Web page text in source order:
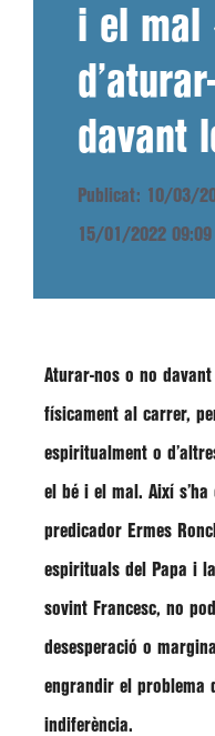
i el mal
davant
Publicat: 10/03/
15/01/2022 09:09
Aturar-nos o no
físicament al carrer,
espiritualment o
el bé i el mal. Així s’ha
predicador Ermes
espirituals del Papa i
sovint Francesc, no
desesperació o
engrandir el problema
indiferència.